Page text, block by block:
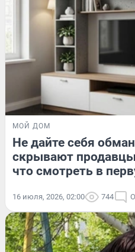
МОЙ ДОМ
Не дайте себя
скрывают
что смотреть в
16 июля, 2026, 02:00 744